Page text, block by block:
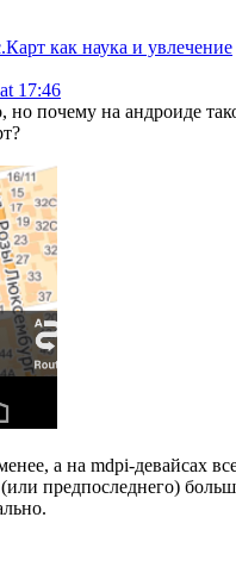
как наука и увлечение
17:46
но почему на андроиде
а на mdpi-девайсах
предпоследнего)